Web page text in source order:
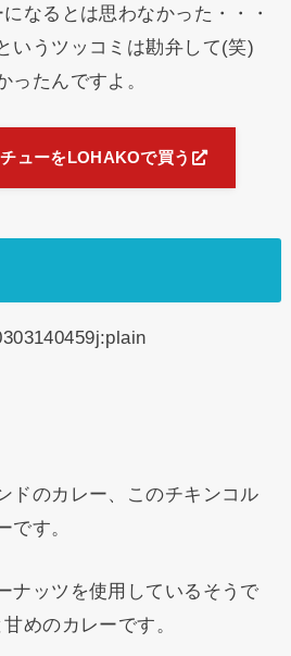
なるとは思わなかった・・・
いうツッコミは勘弁して(笑)
ったんですよ。
ューをLOHAKOで買う
ドのカレー、このチキンコル
です。
ナッツを使用しているそうで
めのカレーです。